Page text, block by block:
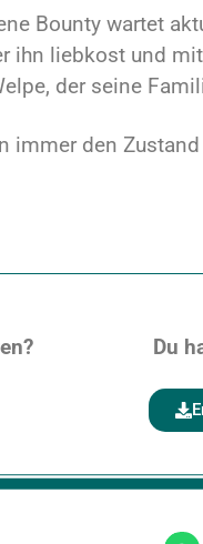
Bounty wartet
ihn liebkost und
der seine
immer den
Du